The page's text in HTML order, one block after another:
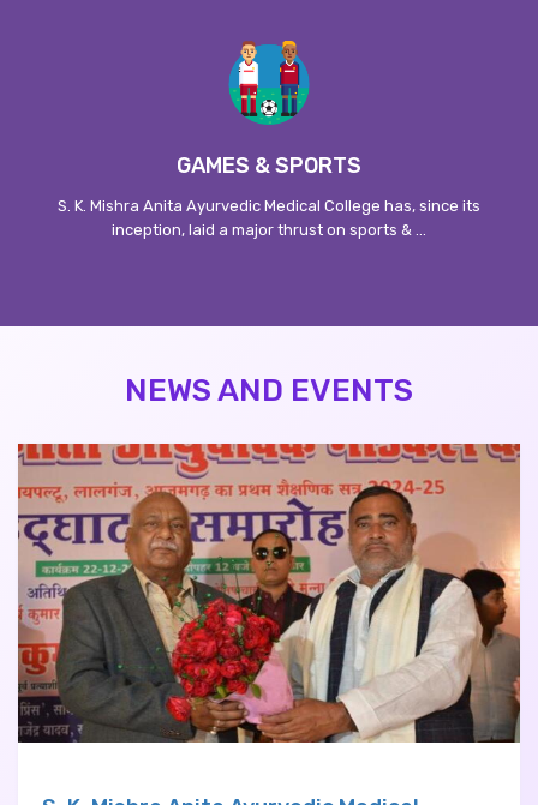
GAMES & SPORTS
S. K. Mishra Anita Ayurvedic Medical College has, since its
inception, laid a major thrust on sports & ...
NEWS AND EVENTS